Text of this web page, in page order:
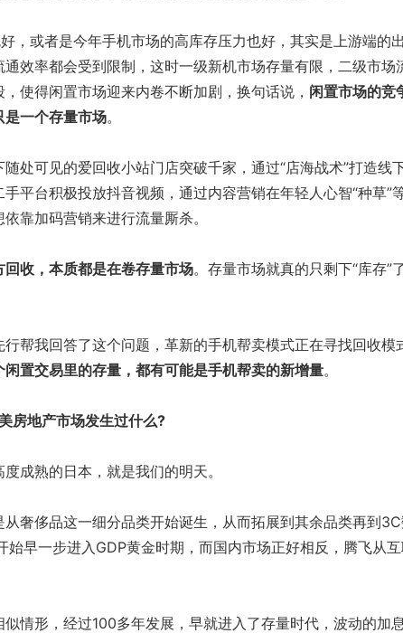
或者是今年手机市场的高库存压力也好，其实是上游端的出
效率都会受到限制，这时一级新机市场存量有限，二级市场
使得闲置市场迎来内卷不断加剧，换句话说， 闲置市场的竞
是一个存量市场。
可见的爱回收小站门店突破千家，通过“店海战术”打造线
平台积极投放抖音视频，通过内容营销在年轻人心智“种草”
靠加码营销来进行流量厮杀。
收，本质都是在卷存量市场。存量市场就真的只剩下“库存”
我回答了这个问题，革新的手机帮卖模式正在寻找回收模
闲置交易里的存量，都有可能是手机帮卖的新增量。
房地产市场发生过什么?
熟的日本，就是我们的明天。
侈品这一细分品类开始诞生，从而拓展到其余品类再到3C
早一步进入GDP黄金时期，而国内市场正好相反，腾飞从
形，经过100多年发展，早就进入了存量时代，波动的加